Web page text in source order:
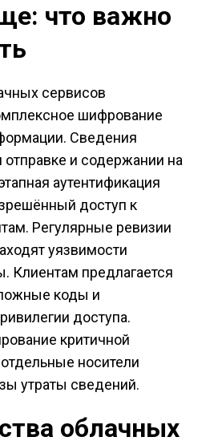
что важно
сервисов
шифрование
Сведения
отправке и содержании на
аутентификация
доступ к
Регулярные ревизии
уязвимости
Клиентам предлагается
коды и
доступа.
критичной
носители
утраты сведений.
облачных